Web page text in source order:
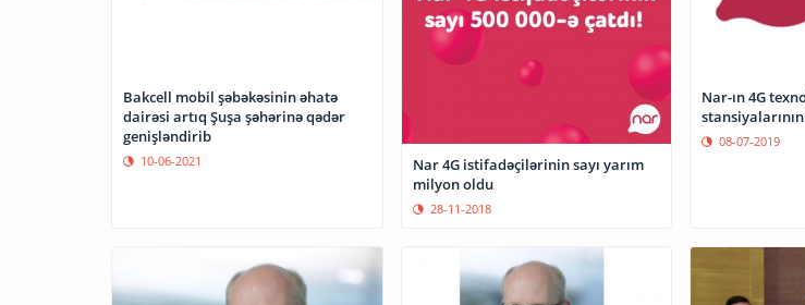
Bakcell mobil şəbəkəsinin əhatə
dairəsi artıq Şuşa şəhərinə qədər
genişləndirib
10-06-2021
Nar 4G istifadəçilərinin sayı yarım
milyon oldu
28-11-2018
Nar-ın 4G
08-07-2019